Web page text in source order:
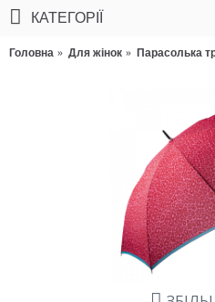
КАТЕГОРІЇ
Головна Для жінок Парасолька